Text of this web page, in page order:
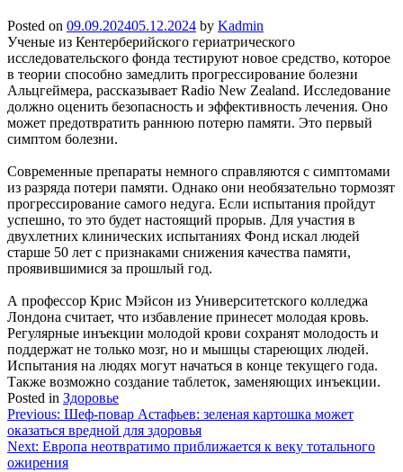
Posted on 09.09.202405.12.2024 by Kadmin
Ученые из Кентерберийского гериатрического
исследовательского фонда тестируют новое средство, которое
в теории способно замедлить прогрессирование болезни
Альцгеймера, рассказывает Radio New Zealand. Исследование
должно оценить безопасность и эффективность лечения. Оно
может предотвратить раннюю потерю памяти. Это первый
симптом болезни.
Современные препараты немного справляются с симптомами
из разряда потери памяти. Однако они необязательно тормозят
прогрессирование самого недуга. Если испытания пройдут
успешно, то это будет настоящий прорыв. Для участия в
двухлетних клинических испытаниях Фонд искал людей
старше 50 лет с признаками снижения качества памяти,
проявившимися за прошлый год.
А профессор Крис Мэйсон из Университетского колледжа
Лондона считает, что избавление принесет молодая кровь.
Регулярные инъекции молодой крови сохранят молодость и
поддержат не только мозг, но и мышцы стареющих людей.
Испытания на людях могут начаться в конце текущего года.
Также возможно создание таблеток, заменяющих инъекции.
Posted in Здоровье
Навигация
по
записям
Previous: Шеф-повар Астафьев: зеленая картошка может
оказаться вредной для здоровья
Next: Европа неотвратимо приближается к веку тотального
ожирения